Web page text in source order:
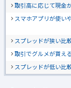
取引高に応じて現金
スマホアプリが使い
スプレッドが狭い比
取引でグルメが貰え
スプレッドが低い比